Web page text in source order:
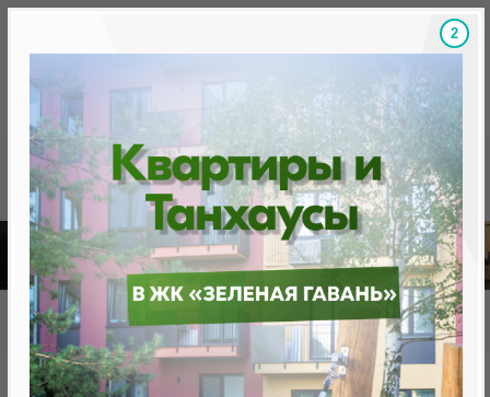
Скидки на новостройки, бонусы Готовые
Главная База новостроек Минска «Минск Мир»
27.11.1 Штадт парк
1